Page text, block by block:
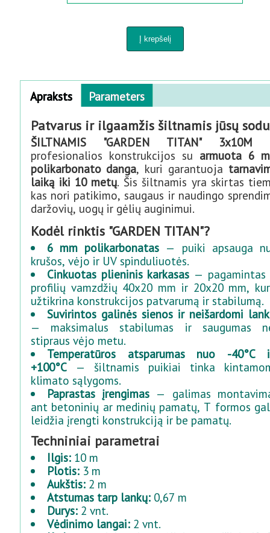
VĀZĖS AUGALAMS IR PERKĖLIMUI
KIEMUI IR SODUI
PANELIŲ TVOROS 3D-2D
PREKĖS KŪDIKIAMS
PREKĖS GYVŪNAMS
Horizontal Tabs
Apraksts
tab)
Parameters
Patvarus ir ilgaamžis šiltnamis jūsų
ŠILTNAMIS "GARDEN TITAN" 3x10M
profesionalios konstrukcijos su armuota 6
polikarbonato danga, kuri garantuoja
laiką iki 10 metų. Šis šiltnamis yra skirtas
kas nori patikimo, saugaus ir naudingo
daržovių, uogų ir gėlių auginimui.
Kodėl rinktis "GARDEN TITAN"?
6 mm polikarbonatas — puiki apsauga
krušos, vėjo ir UV spinduliuotės.
Cinkuotas plieninis karkasas — pagamintas
profilių vamzdžių 40x20 mm ir 20x20 mm,
užtikrina konstrukcijos patvarumą ir stabilumą.
Suvirintos galinės sienos ir neišardomi
— maksimalus stabilumas ir saugumas
stipraus vėjo metu.
Temperatūros atsparumas nuo -40°C
+100°C— šiltnamis puikiai tinka
klimato sąlygoms.
Paprastas įrengimas — galimas
ant betoninių ar medinių pamatų, T formos
leidžia įrengti konstrukciją ir be pamatų.
Techniniai parametrai
Ilgis: 10 m
Plotis: 3 m
Aukštis: 2 m
Atstumas tarp lankų: 0,67 m
Durys: 2 vnt.
Vėdinimo langai: 2 vnt.